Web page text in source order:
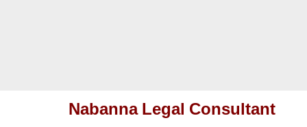
Nabanna Legal Consultant